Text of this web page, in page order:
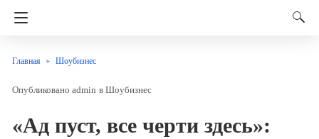
Главная Шоубизнес
admin в Шоубизнес
«Ад пуст, все черти здесь»: